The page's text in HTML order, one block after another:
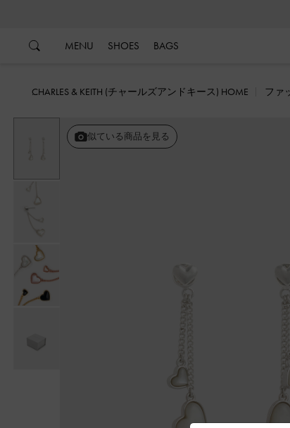
MENU SHOES BAGS
CHARLES & KEITH (チャールズアンドキース) HOME ファ
似ている商品を見る